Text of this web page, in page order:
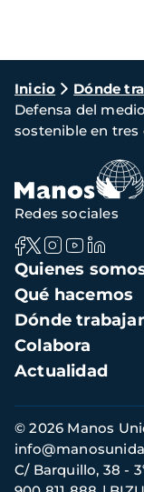
Ruta
de
Inicio Dónde
Defensa del
sostenible en
Navegación
principal
Quienes
Qué hacemos
Dónde
Colabora
Actualidad
Redes sociales
Información
de
contacto
© 2026 Manos
C/ Barquillo, 38 -